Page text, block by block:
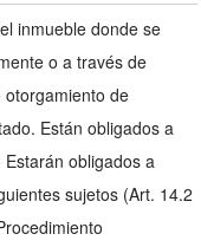
inmueble donde se
o a través de
de
Están obligados a
obligados a
sujetos (Art. 14.2